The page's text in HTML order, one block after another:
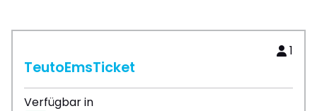
1
TeutoEmsTicket
Verfügbar in